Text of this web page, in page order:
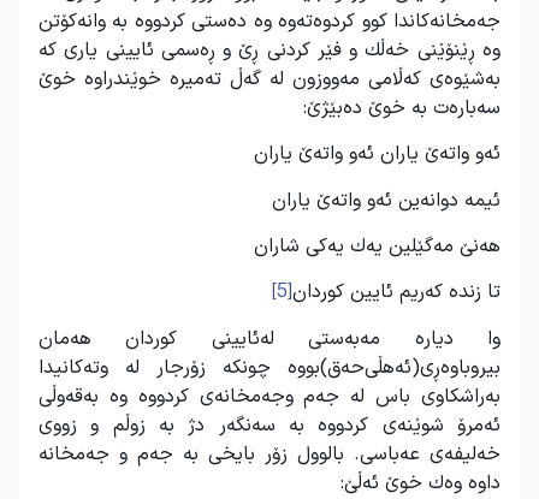
جه‌مخانه‌كاندا كوو كردوه‌ته‌وه وه ده‌ستی كردووه به‌ وانه‌كۆتن
وه ڕێنۆێنی خه‌ڵك و فێر كردنی ڕێ و ڕه‌سمی ئایینی یاری كه
به‌شێوه‌ی كه‌ڵامی مه‌ووزون له‌ گه‌ڵ ته‌میره‌ خوێندراوه خوێ
سه‌باره‌ت به‌ خوێ ده‌بێژێ:
ئه‌و واته‌ێ یاران ئه‌و واته‌ێ یاران
ئیمه‌ دوانه‌ین ئه‌و واته‌ێ یاران
هه‌نێ مه‌گێلین یه‌ك یه‌كی شاران
تا زنده‌ كه‌ریم ئایین كوردان[5]
وا دیاره‌ مه‌به‌ستی له‌ئایینی كوردان هه‌مان
بیروباوه‌ڕی(ئه‌هڵی‌حه‌ق)بووه چونكه‌ زۆرجار له‌ وته‌كانیدا
به‌راشكاوی باس له‌‌ جه‌م وجه‌مخانه‌‌ی كردووه وه‌ به‌قه‌وڵی
ئه‌مرۆ شوێنه‌ی كردووه به‌ سه‌نگه‌ر دژ به‌ زوڵم و زووی
خه‌لیفه‌ی عه‌باسی. بالوول زۆر بایخی به‌ جه‌م و جه‌مخانه‌
داوه وه‌ك خوێ ئه‌ڵێ: